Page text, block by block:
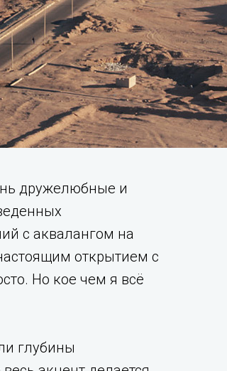
дружелюбные и
с аквалангом на
открытием с
Но кое чем я всё
глубины